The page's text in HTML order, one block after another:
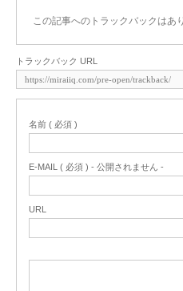
この記事へのトラックバックはあ
トラックバック URL
名前 ( 必須 )
E-MAIL ( 必須 ) - 公開されません -
URL